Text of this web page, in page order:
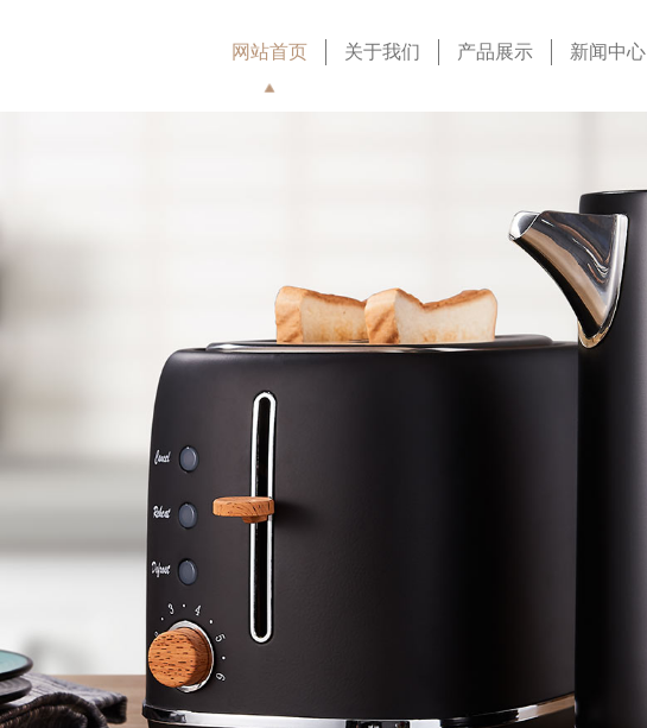
网站首页 关于我们 产品展示 新闻中心